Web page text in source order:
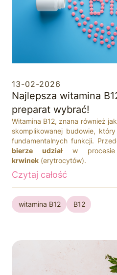
13-02-2026
Najlepsza witamina
preparat wybrać!
Witamina B12, znana również
skomplikowanej budowie,
fundamentalnych funkcji.
bierze udział w
krwinek (erytrocytów).
Czytaj całość
witamina B12 B12